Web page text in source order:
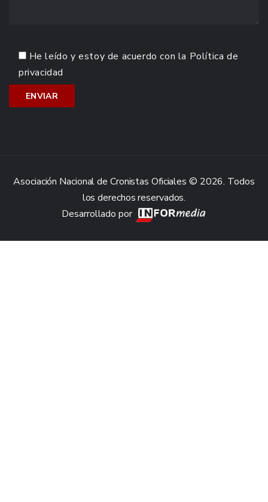
He leído y estoy de acuerdo con la Política de
privacidad
Asociación Nacional de Cronistas Oficiales © 2026. Todos
los derechos reservados.
Desarrollado por